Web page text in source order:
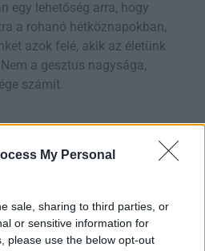
My Personal
sale, sharing to third parties, or
or sensitive information for
please use the below opt-out
egy lehetőség arra, hogy
a rohanó hétköznapokban,
azok felé, akik az életünk
a gesztus nagysága,
számít.
tudnivalók
USA-ból indult el 1910-ben,
kezdeményezésére.